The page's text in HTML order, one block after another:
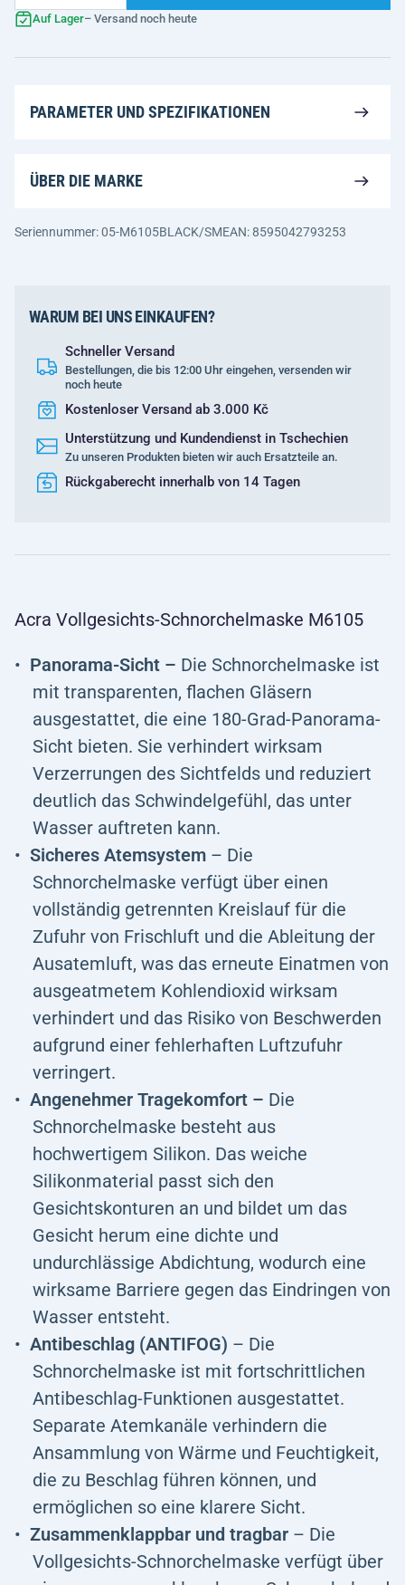
Auf Lager– Versand noch heute
PARAMETER UND SPEZIFIKATIONEN
ÜBER DIE MARKE
Seriennummer: 05-M6105BLACK/SMEAN: 8595042793253
WARUM BEI UNS EINKAUFEN?
Schneller Versand
Bestellungen, die bis 12:00 Uhr eingehen, versenden wir
noch heute
Kostenloser Versand ab 3.000 Kč
Unterstützung und Kundendienst in Tschechien
Zu unseren Produkten bieten wir auch Ersatzteile an.
Rückgaberecht innerhalb von 14 Tagen
Acra Vollgesichts-Schnorchelmaske M6105
Panorama-Sicht – Die Schnorchelmaske ist
mit transparenten, flachen Gläsern
ausgestattet, die eine 180-Grad-Panorama-
Sicht bieten. Sie verhindert wirksam
Verzerrungen des Sichtfelds und reduziert
deutlich das Schwindelgefühl, das unter
Wasser auftreten kann.
Sicheres Atemsystem – Die
Schnorchelmaske verfügt über einen
vollständig getrennten Kreislauf für die
Zufuhr von Frischluft und die Ableitung der
Ausatemluft, was das erneute Einatmen von
ausgeatmetem Kohlendioxid wirksam
verhindert und das Risiko von Beschwerden
aufgrund einer fehlerhaften Luftzufuhr
verringert.
Angenehmer Tragekomfort – Die
Schnorchelmaske besteht aus
hochwertigem Silikon. Das weiche
Silikonmaterial passt sich den
Gesichtskonturen an und bildet um das
Gesicht herum eine dichte und
undurchlässige Abdichtung, wodurch eine
wirksame Barriere gegen das Eindringen von
Wasser entsteht.
Antibeschlag (ANTIFOG) – Die
Schnorchelmaske ist mit fortschrittlichen
Antibeschlag-Funktionen ausgestattet.
Separate Atemkanäle verhindern die
Ansammlung von Wärme und Feuchtigkeit,
die zu Beschlag führen können, und
ermöglichen so eine klarere Sicht.
Zusammenklappbar und tragbar – Die
Vollgesichts-Schnorchelmaske verfügt über